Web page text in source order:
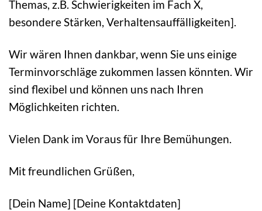
Themas, z.B. Schwierigkeiten im Fach X,
besondere Stärken, Verhaltensauffälligkeiten].
Wir wären Ihnen dankbar, wenn Sie uns einige
Terminvorschläge zukommen lassen könnten. Wir
sind flexibel und können uns nach Ihren
Möglichkeiten richten.
Vielen Dank im Voraus für Ihre Bemühungen.
Mit freundlichen Grüßen,
[Dein Name] [Deine Kontaktdaten]